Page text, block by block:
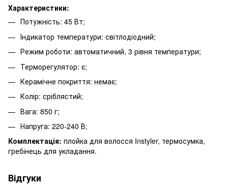
Характеристики:
Потужність: 45 Вт;
Індикатор температури: світлодіодний;
Режим роботи: автоматичний, 3 рівня температури;
Терморегулятор: є;
Керамічне покриття: немає;
Колір: сріблястий;
Вага: 850 г;
Напруга: 220-240 В;
Комплектація: плойка для волосся Instyler, термосумка,
гребінець для укладання.
Відгуки